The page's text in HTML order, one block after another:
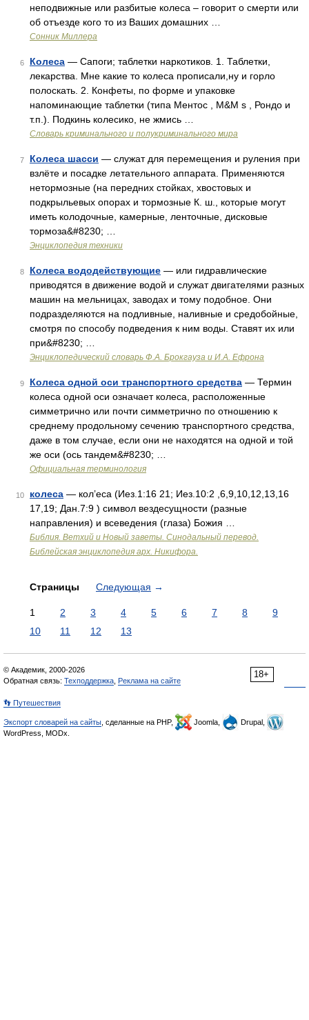
неподвижные или разбитые колеса – говорит о смерти или
об отъезде кого то из Ваших домашних …
Сонник Миллера
6 Колеса — Сапоги; таблетки наркотиков. 1. Таблетки,
лекарства. Мне какие то колеса прописали,ну и горло
полоскать. 2. Конфеты, по форме и упаковке
напоминающие таблетки (типа Ментос , M&M s , Рондо и
т.п.). Подкинь колесико, не жмись …
Словарь криминального и полукриминального мира
7 Колеса шасси — служат для перемещения и руления при
взлёте и посадке летательного аппарата. Применяются
нетормозные (на передних стойках, хвостовых и
подкрыльевых опорах и тормозные К. ш., которые могут
иметь колодочные, камерные, ленточные, дисковые
тормоза&#8230; …
Энциклопедия техники
8 Колеса вододействующие — или гидравлические
приводятся в движение водой и служат двигателями разных
машин на мельницах, заводах и тому подобное. Они
подразделяются на подливные, наливные и средобойные,
смотря по способу подведения к ним воды. Ставят их или
при&#8230; …
Энциклопедический словарь Ф.А. Брокгауза и И.А. Ефрона
9 Колеса одной оси транспортного средства — Термин
колеса одной оси означает колеса, расположенные
симметрично или почти симметрично по отношению к
среднему продольному сечению транспортного средства,
даже в том случае, если они не находятся на одной и той
же оси (ось тандем&#8230; …
Официальная терминология
10 колеса — кол’еса (Иез.1:16 21; Иез.10:2 ,6,9,10,12,13,16
17,19; Дан.7:9 ) символ вездесущности (разные
направления) и всеведения (глаза) Божия …
Библия. Ветхий и Новый заветы. Синодальный перевод.
Библейская энциклопедия арх. Никифора.
Страницы Следующая →
1 2 3 4 5 6 7 8
9
10
11 12 13
18+
© Академик, 2000-2026
Обратная связь: Техподдержка Реклама на сайте
👣 Путешествия
Экспорт словарей на сайты , сделанные на PHP, Joomla,
Drupal,
WordPress, MODx.